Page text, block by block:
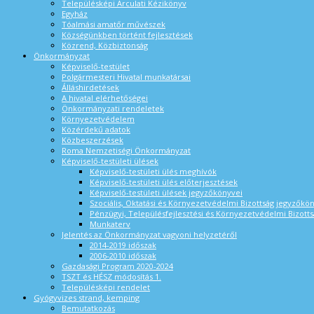
Településképi Arculati Kézikönyv
Egyház
Tóalmási amatőr művészek
Községünkben történt fejlesztések
Közrend, Közbiztonság
Önkormányzat
Képviselő-testület
Polgármesteri Hivatal munkatársai
Álláshirdetések
A hivatal elérhetőségei
Önkormányzati rendeletek
Környezetvédelem
Közérdekű adatok
Közbeszerzések
Roma Nemzetiségi Önkormányzat
Képviselő-testületi ülések
Képviselő-testületi ülés meghívók
Képviselő-testületi ülés előterjesztések
Képviselő-testületi ülések jegyzőkönyvei
Szociális, Oktatási és Környezetvédelmi Bizottság
Pénzügyi, Településfejlesztési és Környezetvédelmi
Munkaterv
Jelentés az Önkormányzat vagyoni helyzetéről
2014-2019 időszak
2006-2010 időszak
Gazdasági Program 2020-2024
TSZT és HÉSZ módosítás 1.
Településképi rendelet
Gyógyvizes strand, kemping
Bemutatkozás